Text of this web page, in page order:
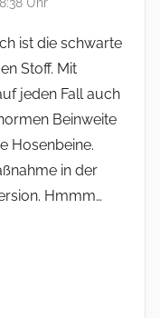
ist die schwarte
Stoff. Mit
jeden Fall auch
Beinweite
Hosenbeine.
in der
Hmmm…